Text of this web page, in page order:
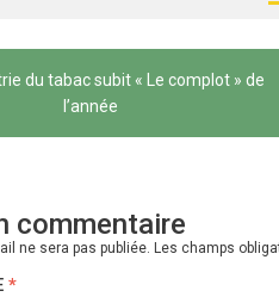
du tabac subit « Le complot » de
l’année
commentaire
ne sera pas publiée. Les champs
*